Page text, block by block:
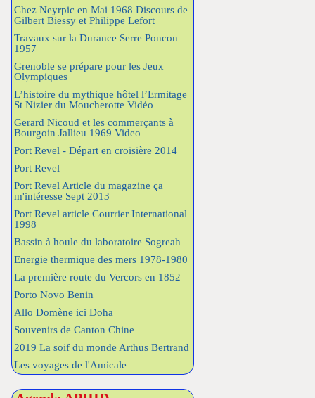
Chez Neyrpic en Mai 1968 Discours de
Gilbert Biessy et Philippe Lefort
Travaux sur la Durance Serre Poncon
1957
Grenoble se prépare pour les Jeux
Olympiques
L’histoire du mythique hôtel l’Ermitage
St Nizier du Moucherotte Vidéo
Gerard Nicoud et les commerçants à
Bourgoin Jallieu 1969 Video
Port Revel - Départ en croisière 2014
Port Revel
Port Revel Article du magazine ça
m'intéresse Sept 2013
Port Revel article Courrier International
1998
Bassin à houle du laboratoire Sogreah
Energie thermique des mers 1978-1980
La première route du Vercors en 1852
Porto Novo Benin
Allo Domène ici Doha
Souvenirs de Canton Chine
2019 La soif du monde Arthus Bertrand
Les voyages de l'Amicale